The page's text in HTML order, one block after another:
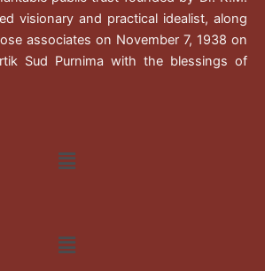
visionary and practical idealist, along
associates on November 7, 1938 on
Sud Purnima with the blessings of
Menu
Menu